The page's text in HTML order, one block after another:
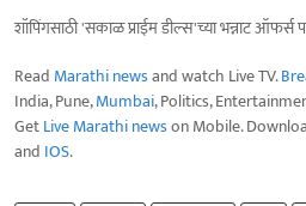
शॉपिंगसाठी 'सकाळ प्राईम डील्स'च्या भन्नाट ऑफर्स
Read Marathi newsand watch Live TV.
India, Pune,Mumbai, Politics,
GetLive Marathi newson Mobile.
and IOS.